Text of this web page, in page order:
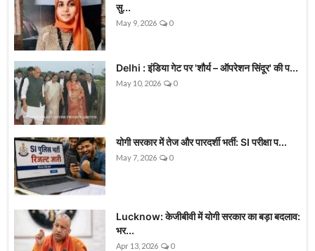
सु...
May 9, 2026 0
Delhi : इंडिया गेट पर 'शौर्य – ऑपरेशन सिंदूर' की प...
May 10, 2026 0
योगी सरकार में तेज और पारदर्शी भर्ती: SI परीक्षा प...
May 7, 2026 0
Lucknow: केजीबीवी में योगी सरकार का बड़ा बदलाव:
भर...
Apr 13, 2026 0